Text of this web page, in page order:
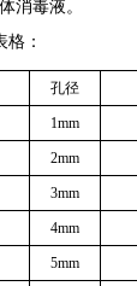
消毒液。
：
孔径
1mm
2mm
3mm
4mm
5mm